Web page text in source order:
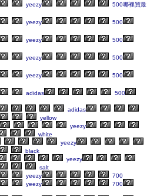
yeezy
500哪裡買最
yeezy
500
yeezy
500
yeezy
500
yeezy
500
adidas
500
adidas
yellow
yeezy
white
yeezy
black
yeezy
salt
yeezy
700
yeezy
700